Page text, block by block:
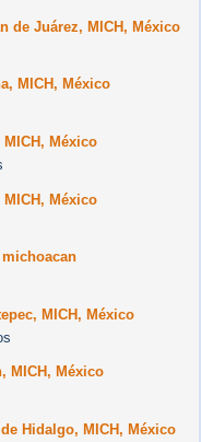
de Juárez, MICH, México
MICH, México
México
México
michoacan
MICH, México
MICH, México
Hidalgo, MICH, México